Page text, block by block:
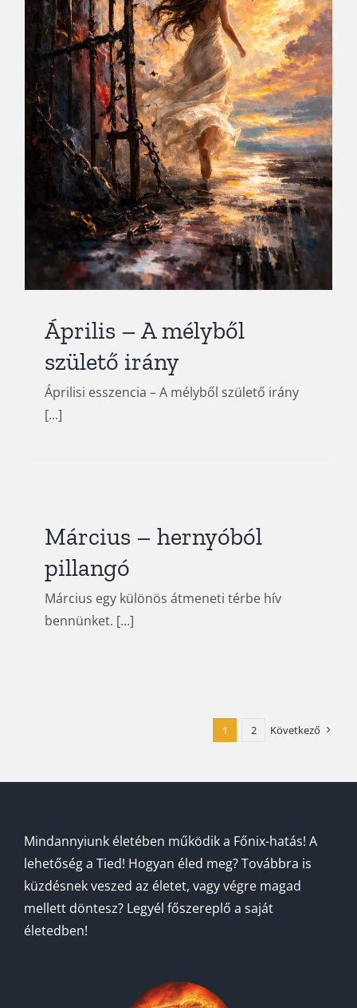
Április – A mélyből
születő irány
Áprilisi esszencia – A mélyből születő irány
[...]
Március – hernyóból
pillangó
Március egy különös átmeneti térbe hív
bennünket. [...]
1 2 Következő
Mindannyiunk életében működik a Főnix-hatás! A
lehetőség a Tied! Hogyan éled meg? Továbbra is
küzdésnek veszed az életet, vagy végre magad
mellett döntesz? Legyél főszereplő a saját
életedben!